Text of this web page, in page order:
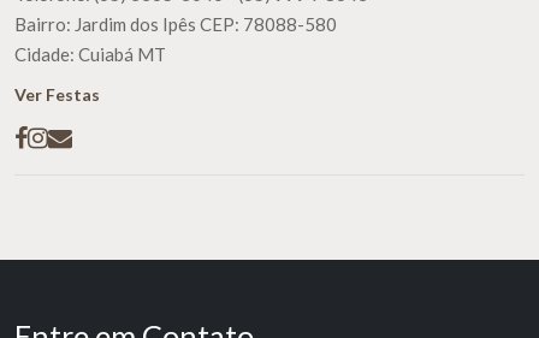
Bairro: Jardim dos Ipês CEP: 78088-580
Cidade: Cuiabá MT
Ver Festas